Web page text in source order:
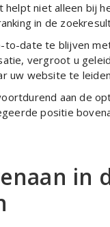
niet alleen bij
in de
to-date te blijven
vergroot u
uw website te
aan de
positie
in